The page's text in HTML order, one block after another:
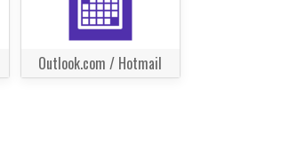
Outlook.com / Hotmail